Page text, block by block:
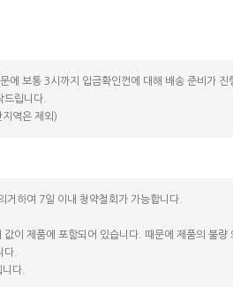
에 보통 3시까지 입금확인껀에 대해 배송 준비가
립니다.
역은 제외)
거하여 7일 이내 청약철회가 가능합니다.
이 제품에 포함되어 있습니다. 때문에 제품의 불
다.
다.